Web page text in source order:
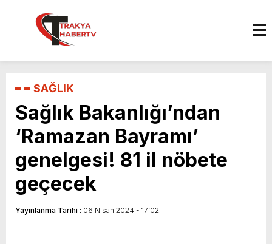
SAĞLIK
Sağlık Bakanlığı’ndan
‘Ramazan Bayramı’
genelgesi! 81 il nöbete
geçecek
Yayınlanma Tarihi : 06 Nisan 2024 - 17:02